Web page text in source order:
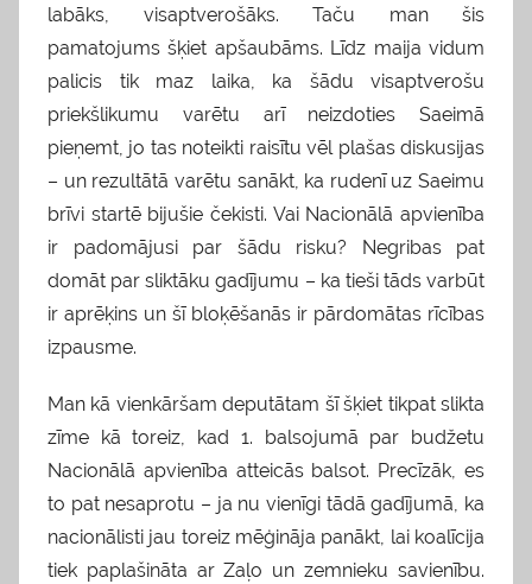
labāks, visaptverošāks. Taču man šis
pamatojums šķiet apšaubāms. Līdz maija vidum
palicis tik maz laika, ka šādu visaptverošu
priekšlikumu varētu arī neizdoties Saeimā
pieņemt, jo tas noteikti raisītu vēl plašas diskusijas
– un rezultātā varētu sanākt, ka rudenī uz Saeimu
brīvi startē bijušie čekisti. Vai Nacionālā apvienība
ir padomājusi par šādu risku? Negribas pat
domāt par sliktāku gadījumu – ka tieši tāds varbūt
ir aprēķins un šī bloķēšanās ir pārdomātas rīcības
izpausme.
Man kā vienkāršam deputātam šī šķiet tikpat slikta
zīme kā toreiz, kad 1. balsojumā par budžetu
Nacionālā apvienība atteicās balsot. Precīzāk, es
to pat nesaprotu – ja nu vienīgi tādā gadījumā, ka
nacionālisti jau toreiz mēģināja panākt, lai koalīcija
tiek paplašināta ar Zaļo un zemnieku savienību.